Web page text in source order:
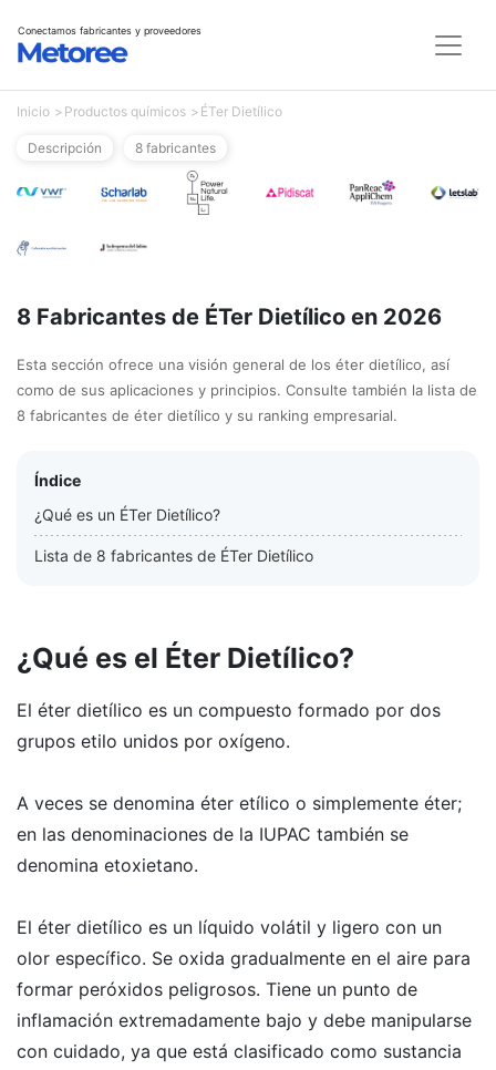
Conectamos fabricantes y proveedores
Inicio Productos químicos ÉTer Dietílico
Descripción 8 fabricantes
8 Fabricantes de ÉTer Dietílico en 2026
Esta sección ofrece una visión general de los éter dietílico, así
como de sus aplicaciones y principios. Consulte también la lista de
8 fabricantes de éter dietílico y su ranking empresarial.
Índice
¿Qué es un ÉTer Dietílico?
Lista de 8 fabricantes de ÉTer Dietílico
¿Qué es el Éter Dietílico?
El éter dietílico es un compuesto formado por dos
grupos etilo unidos por oxígeno.
A veces se denomina éter etílico o simplemente éter;
en las denominaciones de la IUPAC también se
denomina etoxietano.
El éter dietílico es un líquido volátil y ligero con un
olor específico. Se oxida gradualmente en el aire para
formar peróxidos peligrosos. Tiene un punto de
inflamación extremadamente bajo y debe manipularse
con cuidado, ya que está clasificado como sustancia